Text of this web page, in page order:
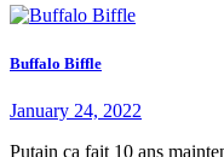
Buffalo Biffle
January 24, 2022
Putain ça fait 10 ans